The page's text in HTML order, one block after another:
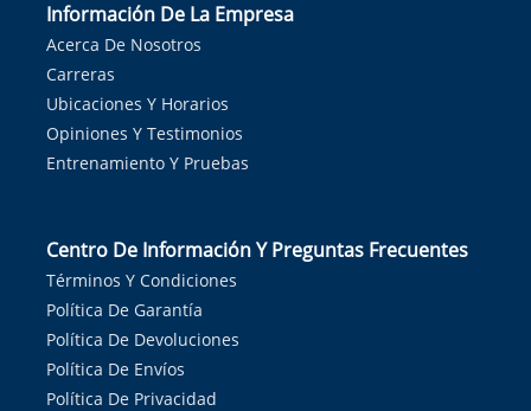
Información De La Empresa
Acerca De Nosotros
Carreras
Ubicaciones Y Horarios
Opiniones Y Testimonios
Entrenamiento Y Pruebas
Centro De Información Y Preguntas Frecuentes
Términos Y Condiciones
Política De Garantía
Política De Devoluciones
Política De Envíos
Política De Privacidad